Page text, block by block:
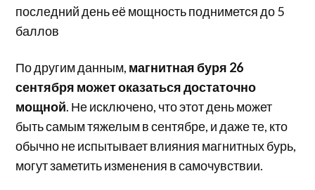
последний день её мощность поднимется до 5
баллов
По другим данным, магнитная буря 26
сентября может оказаться достаточно
мощной. Не исключено, что этот день может
быть самым тяжелым в сентябре, и даже те, кто
обычно не испытывает влияния магнитных бурь,
могут заметить изменения в самочувствии.